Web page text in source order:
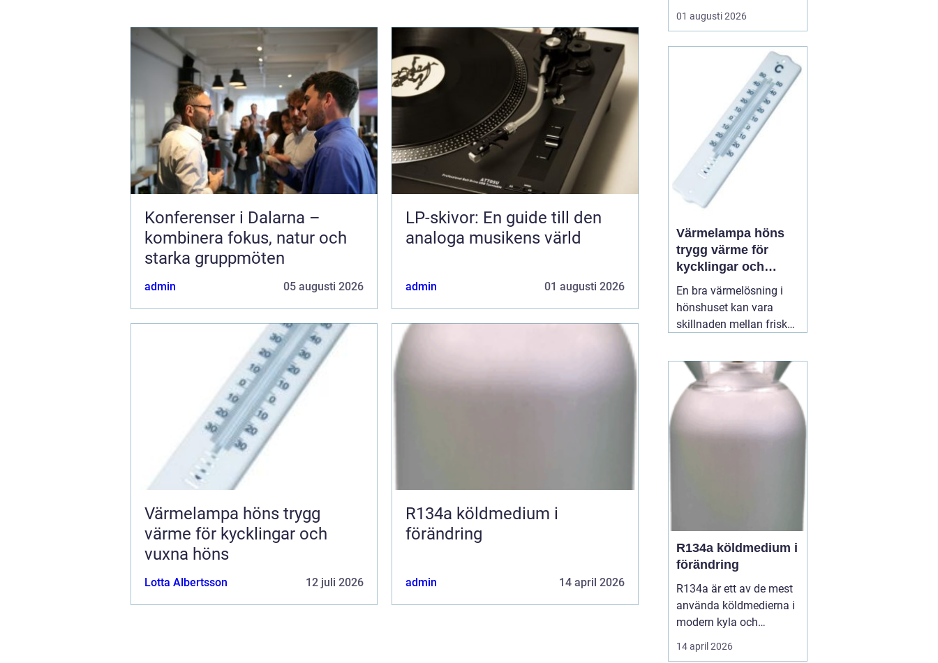
Konferenser i Dalarna –
kombinera fokus, natur och
starka gruppmöten
admin 05 augusti 2026
LP-skivor: En guide till den
analoga musikens värld
admin 01 augusti 2026
Värmelampa höns trygg
värme för kycklingar och
vuxna höns
Lotta Albertsson 12 juli 2026
R134a köldmedium i
förändring
admin 14 april 2026
streamingtjänster, finns
det ännu de som väljer
hos LP skivor. Dessa
skivor erbjuder mer än
bara musik; de ger en
taktil och au...
01 augusti 2026
Värmelampa höns
trygg värme för
kycklingar och
vuxna höns
En bra värmelösning i
hönshuset kan vara
skillnaden mellan friska,
onödig stress eller
sjukdom. När
temperaturen faller, eller
när nya kycklingar
stabil, säker och jämn
R134a köldmedium i
förändring
R134a är ett av de mest
använda köldmedierna i
modern kyla och
luftkonditionering. Under
många år har gasen
14 april 2026